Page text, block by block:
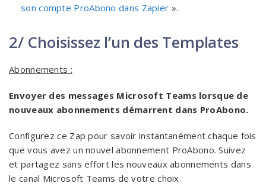
son compte ProAbono dans Zapier ».
2/ Choisissez l’un des Templates
Abonnements :
Envoyer des messages Microsoft Teams lorsque de
nouveaux abonnements démarrent dans ProAbono.
Configurez ce Zap pour savoir instantanément chaque fois
que vous avez un nouvel abonnement ProAbono. Suivez
et partagez sans effort les nouveaux abonnements dans
le canal Microsoft Teams de votre choix.